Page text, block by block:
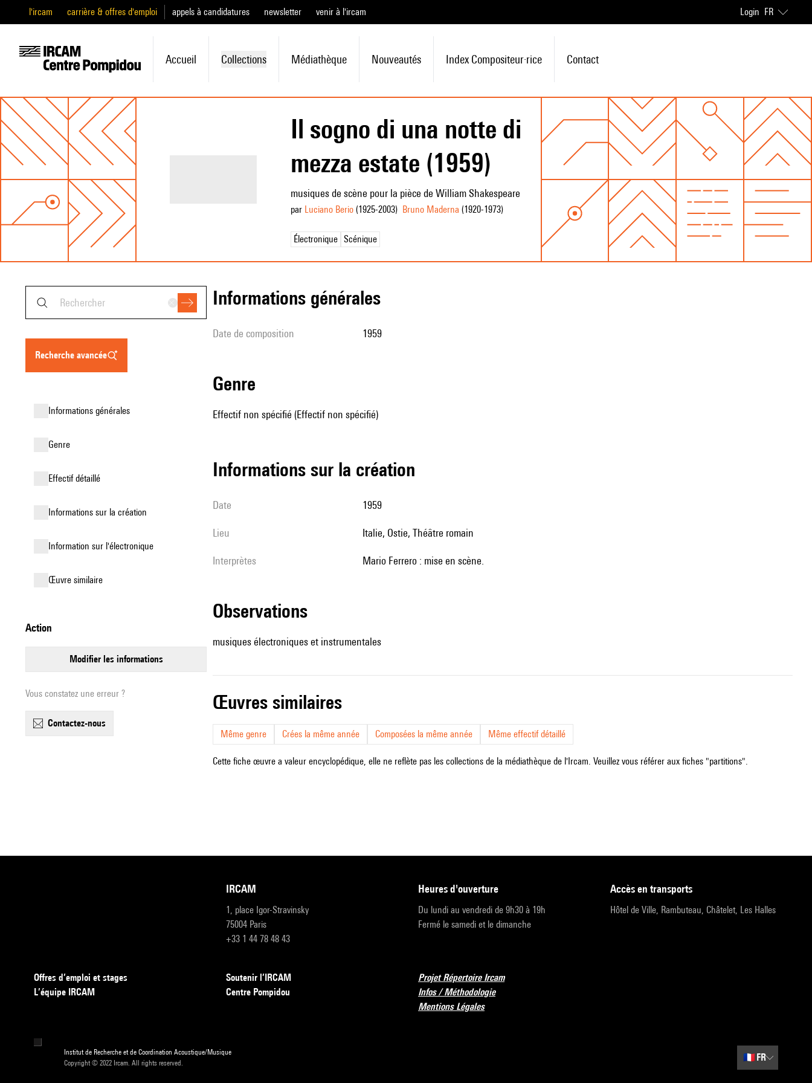
l'ircam carrière & offres d'emploi appels à candidatures newsletter venir à l'ircam Login FR
Accueil Collections Médiathèque Nouveautés Index Compositeur·rice Contact
Il sogno di una notte di
mezza estate (1959)
musiques de scène pour la pièce de William Shakespeare
par Luciano Berio(1925-2003) Bruno Maderna (1920-1973)
Électronique Scénique
recherche avancée
informations générales
genre
effectif détaillé
informations sur la création
Information sur l'électronique
œuvre similaire
action
modifier les informations
Vous constatez une erreur ?
contactez-nous
informations générales
date de composition 1959
genre
Effectif non spécifié (Effectif non spécifié)
informations sur la création
date 1959
lieu Italie, Ostie, Théâtre romain
interprètes Mario Ferrero : mise en scène.
observations
musiques électroniques et instrumentales
œuvres similaires
Même genre Crées la même année Composées la même année Même effectif détaillé
Cette fiche œuvre a valeur encyclopédique, elle ne reflète pas les collections de la médiathèque de l'Ircam. Veuillez vous référer aux fiches "partitions".
IRCAM
1, place Igor-Stravinsky
75004 Paris
+33 1 44 78 48 43
heures d'ouverture
Du lundi au vendredi de 9h30 à 19h
Fermé le samedi et le dimanche
accès en transports
Hôtel de Ville, Rambuteau, Châtelet, Les Halles
Offres d’emploi et stages
L’équipe IRCAM
Soutenir l’IRCAM
Centre Pompidou
Projet Répertoire Ircam
Infos / Méthodologie
Mentions Légales
Institut de Recherche et de Coordination Acoustique/Musique
Copyright © 2022 Ircam. All rights reserved.
🇫🇷 FR